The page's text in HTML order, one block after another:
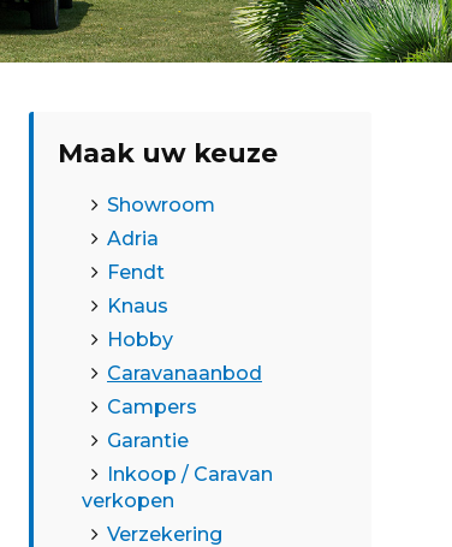
Maak uw keuze
Showroom
Adria
Fendt
Knaus
Hobby
Caravanaanbod
Campers
Garantie
Inkoop / Caravan
verkopen
Verzekering